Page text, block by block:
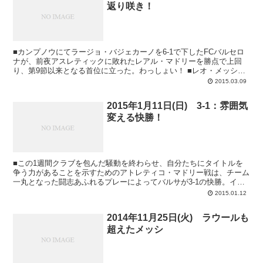
返り咲き！
■カンプノウにてラージョ・バジェカーノを6-1で下したFCバルセロ
ナが、前夜アスレティックに敗れたレアル・マドリーを勝点で上回
り、第9節以来となる首位に立った。わっしょい！ ■レオ・メッシが
2015.03.09
2015年1月11日(日) 3-1：雰囲気
変える快勝！
■この1週間クラブを包んだ騒動を終わらせ、自分たちにタイトルを
争う力があることを示すためのアトレティコ・マドリー戦は、チーム
一丸となった闘志あふれるプレーによってバルサが3-1の快勝。イメ
2015.01.12
2014年11月25日(火) ラウールも
超えたメッシ